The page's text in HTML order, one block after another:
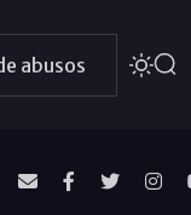
abusos